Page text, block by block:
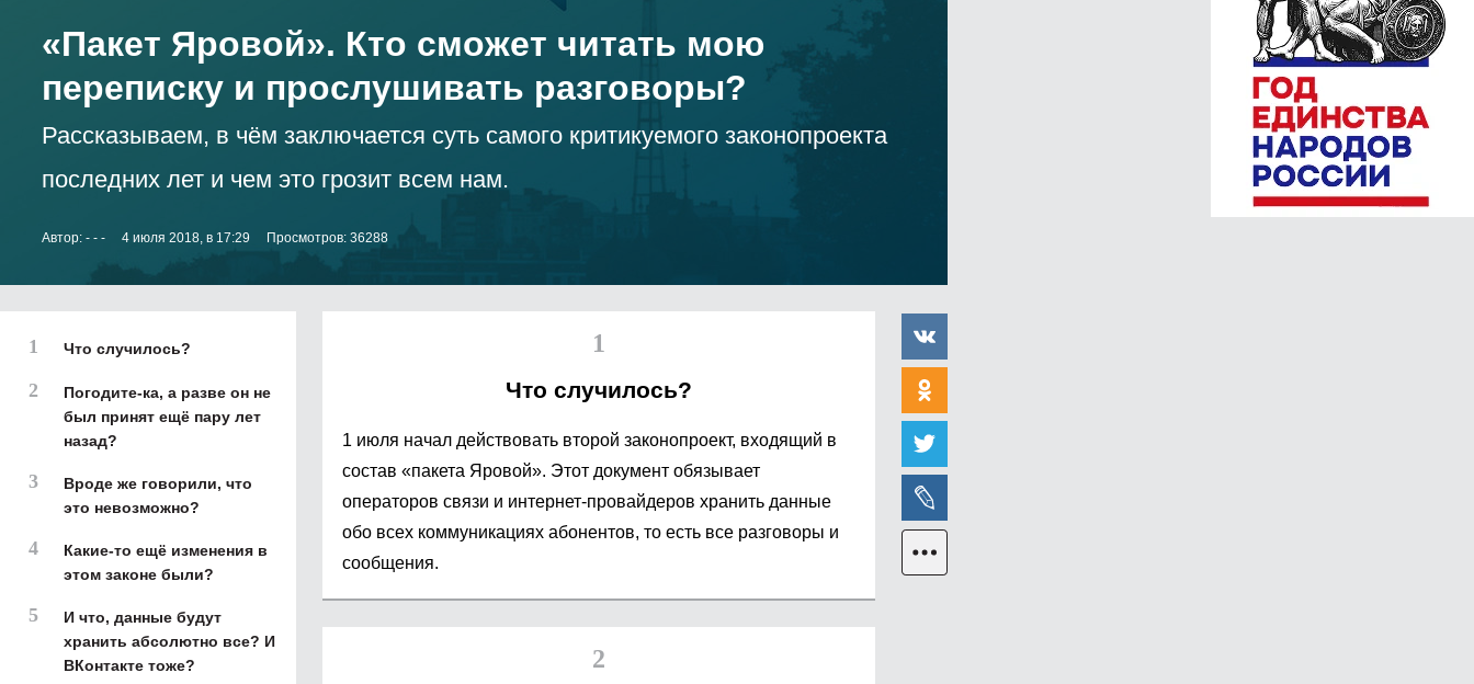
«Пакет Яровой». Кто сможет читать мою
переписку и прослушивать разговоры?
Рассказываем, в чём заключается суть самого критикуемого законопроекта
последних лет и чем это грозит всем нам.
Автор: - - - 4 июля 2018, в 17:29 Просмотров: 36288
Что случилось?
Погодите-ка, а разве он не
был принят ещё пару лет
назад?
Вроде же говорили, что
это невозможно?
Какие-то ещё изменения в
этом законе были?
И что, данные будут
хранить абсолютно все? И
ВКонтакте тоже?
Что случилось?
1 июля начал действовать второй законопроект, входящий в
состав «пакета Яровой». Этот документ обязывает
операторов связи и интернет-провайдеров хранить данные
обо всех коммуникациях абонентов, то есть все разговоры и
сообщения.